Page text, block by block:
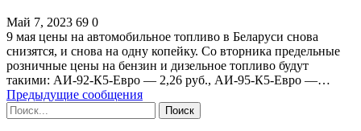
Май 7, 2023 69 0
9 мая цены на автомобильное топливо в Беларуси снова
снизятся, и снова на одну копейку. Со вторника предельные
розничные цены на бензин и дизельное топливо будут
такими: АИ-92-К5-Евро — 2,26 руб., АИ-95-К5-Евро —…
Предыдущие сообщения